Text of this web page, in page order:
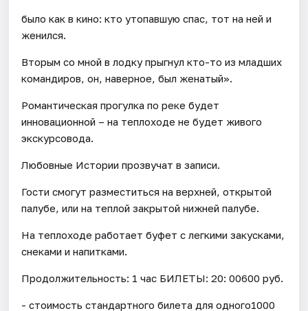
было как в кино: кто утопавшую спас, тот на ней и
женился.
Вторым со мной в лодку прыгнул кто-то из младших
командиров, он, наверное, был женатый».
Романтическая прогулка по реке будет
инновационной – на теплоходе не будет живого
экскурсовода.
Любовные Истории прозвучат в записи.
Гости смогут разместиться на верхней, открытой
палубе, или на теплой закрытой нижней палубе.
На теплоходе работает буфет с легкими закусками,
снеками и напитками.
Продолжительность: 1 час БИЛЕТЫ: 20: 00600 руб.
- стоимость стандартного билета для одного1000